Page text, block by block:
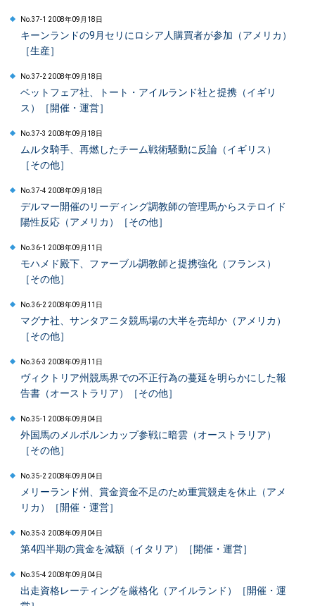
No.37-1 2008年09月18日
キーンランドの9月セリにロシア人購買者が参加（アメリカ）
［生産］
No.37-2 2008年09月18日
ベットフェア社、トート・アイルランド社と提携（イギリ
ス）［開催・運営］
No.37-3 2008年09月18日
ムルタ騎手、再燃したチーム戦術騒動に反論（イギリス）
［その他］
No.37-4 2008年09月18日
デルマー開催のリーディング調教師の管理馬からステロイド
陽性反応（アメリカ）［その他］
No.36-1 2008年09月11日
モハメド殿下、ファーブル調教師と提携強化（フランス）
［その他］
No.36-2 2008年09月11日
マグナ社、サンタアニタ競馬場の大半を売却か（アメリカ）
［その他］
No.36-3 2008年09月11日
ヴィクトリア州競馬界での不正行為の蔓延を明らかにした報
告書（オーストラリア）［その他］
No.35-1 2008年09月04日
外国馬のメルボルンカップ参戦に暗雲（オーストラリア）
［その他］
No.35-2 2008年09月04日
メリーランド州、賞金資金不足のため重賞競走を休止（アメ
リカ）［開催・運営］
No.35-3 2008年09月04日
第4四半期の賞金を減額（イタリア）［開催・運営］
No.35-4 2008年09月04日
出走資格レーティングを厳格化（アイルランド）［開催・運